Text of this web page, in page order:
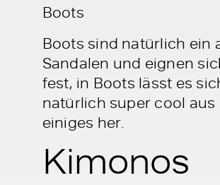
Boots
Boots sind natürlich ein
Sandalen und eignen
fest, in Boots lässt es
natürlich super cool
einiges her.
Kimonos